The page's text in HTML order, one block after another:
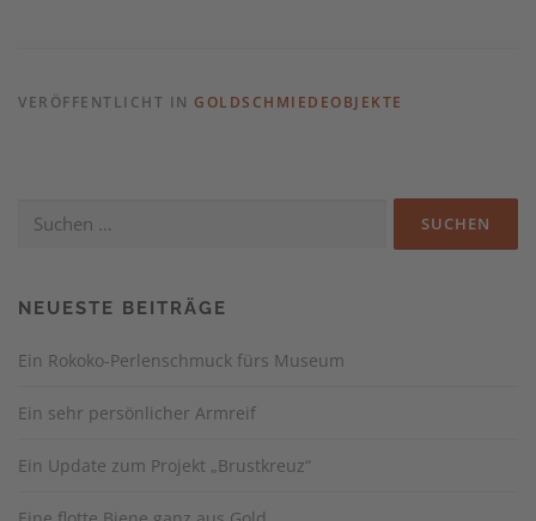
VERÖFFENTLICHT IN GOLDSCHMIEDEOBJEKTE
nach:
NEUESTE BEITRÄGE
Ein Rokoko-Perlenschmuck fürs Museum
Ein sehr persönlicher Armreif
Ein Update zum Projekt „Brustkreuz“